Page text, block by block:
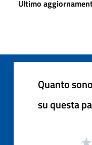
Ultimo
Quanto
su questa